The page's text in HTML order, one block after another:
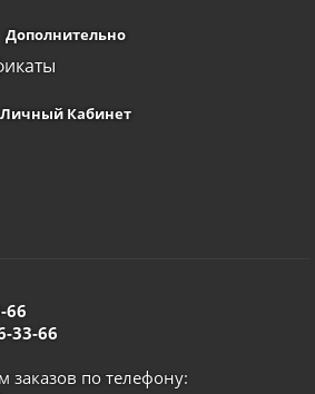
Дополнительно
Личный Кабинет
66
33-66
заказов по телефону: